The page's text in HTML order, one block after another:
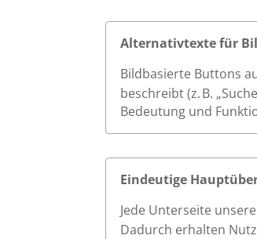
Alternativtexte für
Bildbasierte Buttons
beschreibt (z. B.
Bedeutung und
Eindeutige
Jede Unterseite
Dadurch erhalten